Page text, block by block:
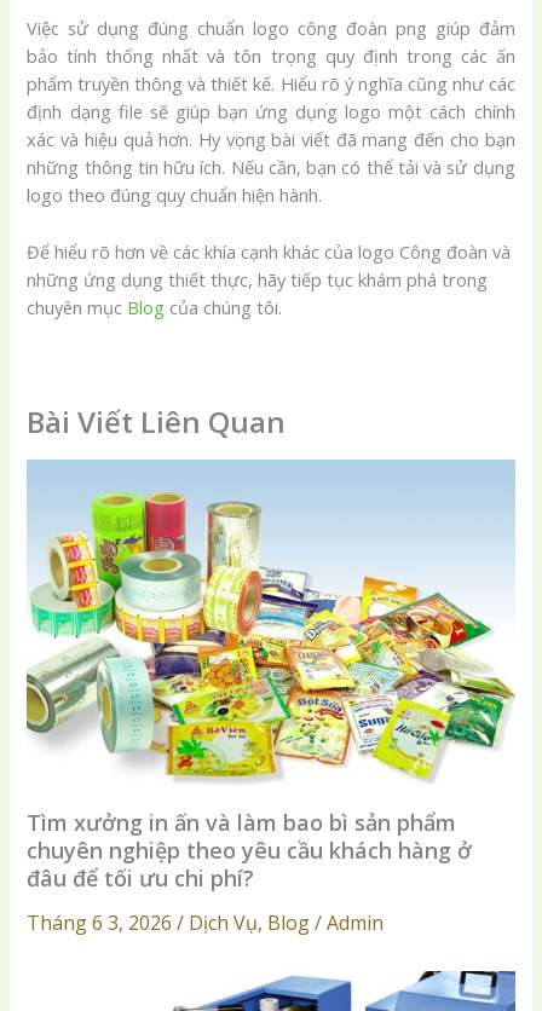
Việc sử dụng đúng chuẩn logo công đoàn png giúp đảm
bảo tính thống nhất và tôn trọng quy định trong các ấn
phẩm truyền thông và thiết kế. Hiểu rõ ý nghĩa cũng như các
định dạng file sẽ giúp bạn ứng dụng logo một cách chính
xác và hiệu quả hơn. Hy vọng bài viết đã mang đến cho bạn
những thông tin hữu ích. Nếu cần, bạn có thể tải và sử dụng
logo theo đúng quy chuẩn hiện hành.
Để hiểu rõ hơn về các khía cạnh khác của logo Công đoàn và
những ứng dụng thiết thực, hãy tiếp tục khám phá trong
chuyên mục Blog của chúng tôi.
Bài Viết Liên Quan
Tìm xưởng in ấn và làm bao bì sản phẩm
chuyên nghiệp theo yêu cầu khách hàng ở
đâu để tối ưu chi phí?
Tháng 6 3, 2026 / Dịch Vụ, Blog / Admin